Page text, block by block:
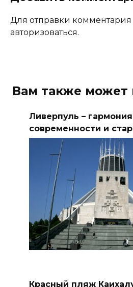
Для отправки
авторизоваться.
Вам также может
Ливерпуль – гармония
современности и
Красный пляж